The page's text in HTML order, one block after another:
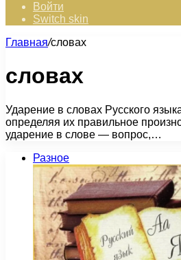
Войти
Switch skin
Главная/словах
словах
Ударение в словах Русского
определяя их правильное
ударение в слове — вопрос,…
Разное